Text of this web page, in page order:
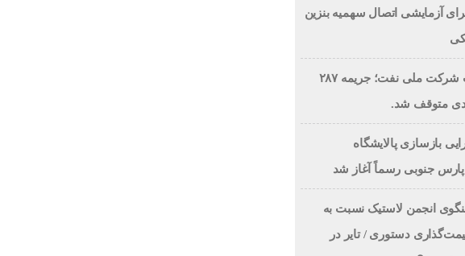
آزمایشی اتصال سهمیه بنزین
نفس راحت شرکت ملی نفت؛ جریمه ۲۸۷
متوقف شد.
بازسازی پالایشگاه
جنوبی رسماً آغاز شد
انجمن لاستیک نسبت به
دستوری / تایر در